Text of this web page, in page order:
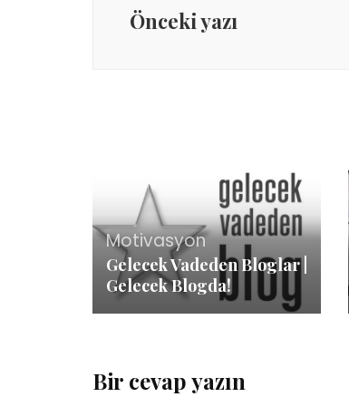
Önceki yazı
Motivasyon
Gelecek Vadeden Bloglar |
Gelecek Blogda!
Bir cevap yazın